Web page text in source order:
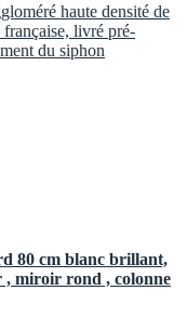
haute densité de
livré pré-
du siphon
80 cm blanc brillant,
, miroir rond , colonne